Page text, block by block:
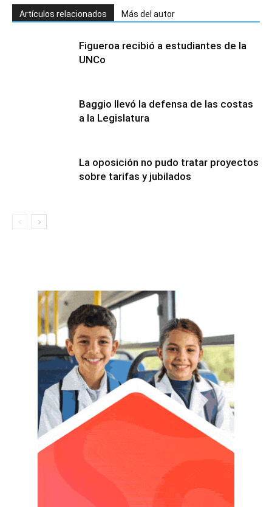
Artículos relacionados Más del autor
Figueroa recibió a estudiantes de la
UNCo
Baggio llevó la defensa de las costas
a la Legislatura
La oposición no pudo tratar proyectos
sobre tarifas y jubilados